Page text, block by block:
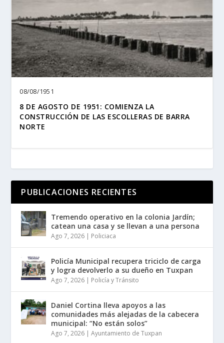
08/08/1951
8 DE AGOSTO DE 1951: COMIENZA LA
CONSTRUCCIÓN DE LAS ESCOLLERAS DE BARRA
NORTE
PUBLICACIONES RECIENTES
Tremendo operativo en la colonia Jardín;
catean una casa y se llevan a una persona
Ago 7, 2026 Policiaca
Policía Municipal recupera triciclo de carga
y logra devolverlo a su dueño en Tuxpan
Ago 7, 2026 Policía y Tránsito
Daniel Cortina lleva apoyos a las
comunidades más alejadas de la cabecera
municipal: “No están solos”
Ago 7, 2026 |Ayuntamiento de Tuxpan